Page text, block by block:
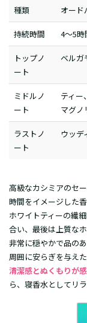
種類 オード
持続時間 4～5時
トップノ
ート
ベルガ
ミドルノ
ート
ティー
マグノ
ラストノ
ート
ウッデ
高級なカシミアのセ
時間をイメージした香
ホワイトティーの繊
合い、最後は上質な
非常に穏やかで品の
周囲に安らぎを与え
清潔感とぬくもりが
ら、寝香水としてリ